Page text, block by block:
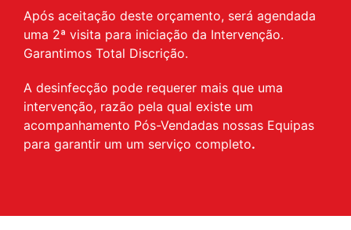
Após aceitação deste orçamento, será agendada
uma 2ª visita para iniciação da Intervenção.
Garantimos Total Discrição.
A desinfecção pode requerer mais que uma
intervenção, razão pela qual existe um
acompanhamento Pós-Vendadas nossas Equipas
para garantir um um serviço completo.